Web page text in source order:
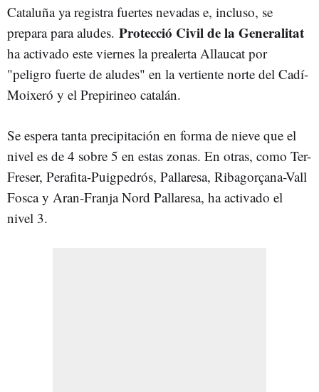
Cataluña ya registra fuertes nevadas e, incluso, se
prepara para aludes. Protecció Civilde la Generalitat
ha activado este viernes la prealerta Allaucat por
"peligro fuerte de aludes" en la vertiente norte del Cadí-
Moixeró y el Prepirineo catalán.
Se espera tanta precipitación en forma de nieve que el
nivel es de 4 sobre 5 en estas zonas. En otras, como Ter-
Freser, Perafita-Puigpedrós, Pallaresa, Ribagorçana-Vall
Fosca y Aran-Franja Nord Pallaresa, ha activado el
nivel 3.